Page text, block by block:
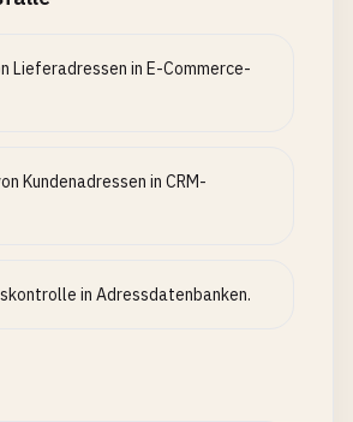
Lieferadressen in E-Commerce-
Kundenadressen in CRM-
in Adressdatenbanken.